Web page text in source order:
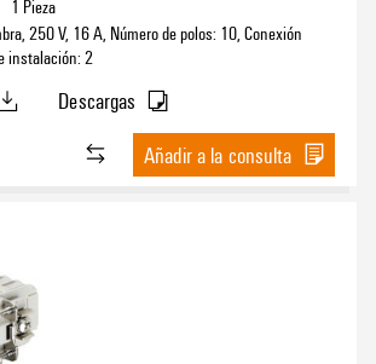
1 Pieza
250 V, 16 A, Número de polos: 10, Conexión
instalación: 2
Descargas
Añadir a la consulta